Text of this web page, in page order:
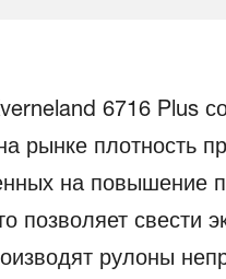
6716 Plus
рынке плотность
на повышение
позволяет
рулоны